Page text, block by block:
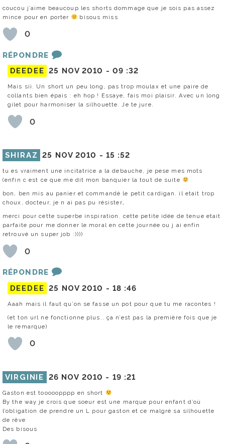
coucou j’aime beaucoup les shorts dommage que je sois pas assez
mince pour en porter
bisous miss
0
RÉPONDRE
DEEDEE 25 NOV 2010 - 09 :32
Mais sii. Un short un peu long, pas trop moulax et une paire de
collants bien épais : eh hop ! Essaye, fais moi plaisir. Avec un long
gilet pour harmoniser la silhouette. Je te jure.
0
SHIRAZ 25 NOV 2010 - 15 :52
tu es vraiment une incitatrice a la debauche, je pese mes mots
(enfin c est ce que me dit mon banquier la tout de suite
bon, ben mis au panier et commandé le petit cardigan. il etait trop
choux, docteur, je n ai pas pu résister…
merci pour cette superbe inspiration. cette petite idée de tenue etait
parfaite pour me donner le moral en cette journée ou j ai enfin
retrouvé un super job :))))
0
RÉPONDRE
DEEDEE 25 NOV 2010 - 18 :46
Aaah mais il faut qu’on se fasse un pot pour que tu me racontes !
(et ton url ne fonctionne plus.. ça n’est pas la première fois que je
le remarque)
0
VIRGINIE 26 NOV 2010 - 19 :21
Gaston est tooooopppp en short
By the way je crois que soeur est une marque pour enfant d’où
l’obligation de prendre un L pour gaston et ce malgré sa silhouette
de rêve
Des bisous